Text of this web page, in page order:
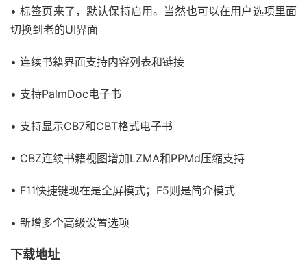
• 标签页来了，默认保持启用。当然也可以在用户选项里面
切换到老的UI界面
• 连续书籍界面支持内容列表和链接
• 支持PalmDoc电子书
• 支持显示CB7和CBT格式电子书
• CBZ连续书籍视图增加LZMA和PPMd压缩支持
• F11快捷键现在是全屏模式；F5则是简介模式
• 新增多个高级设置选项
下载地址